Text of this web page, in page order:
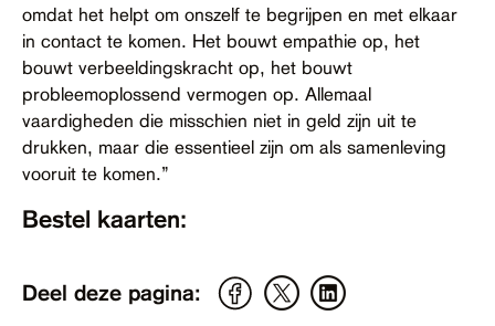
omdat het helpt om onszelf te begrijpen en met elkaar
in contact te komen. Het bouwt empathie op, het
bouwt verbeeldingskracht op, het bouwt
probleemoplossend vermogen op. Allemaal
vaardigheden die misschien niet in geld zijn uit te
drukken, maar die essentieel zijn om als samenleving
vooruit te komen.”
Bestel kaarten:
Deel deze pagina: